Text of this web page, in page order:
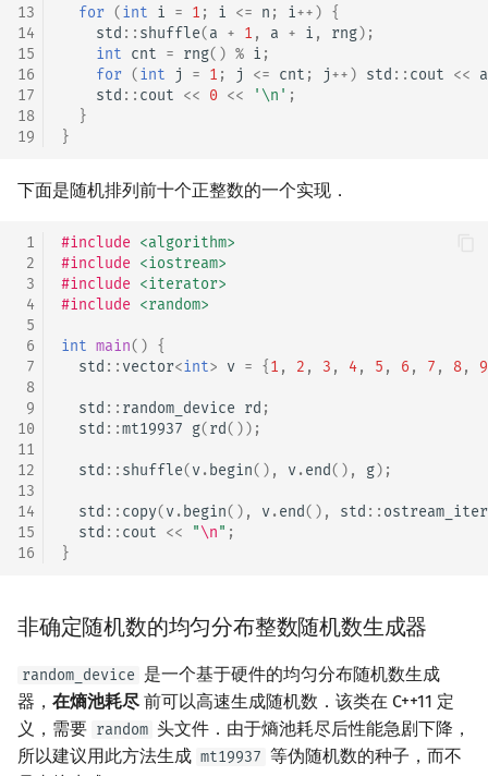
13
14
15
16
17
18
19
for (int i = 1 ; i <= n ; i++) {
std :: shuffle(a + 1 , a + i , rng);
int cnt = rng() % i ;
for (int j = 1 ; j <= cnt ; j++) std :: cout << a
std :: cout << 0 << '\n' ;
}
}
下面是随机排列前十个正整数的一个实现．
1
2
3
4
5
6
7
8
9
10
11
12
13
14
15
16
#include <algorithm>
#include <iostream>
#include <iterator>
#include <random>
int main() {
std :: vector<int> v = { 1 , 2 , 3 , 4, 5 , 6 , 7 , 8, 9
std :: random_device rd ;
std ::mt19937 g(rd());
std :: shuffle(v. begin(), v.end(), g);
std :: copy(v. begin(), v.end(), std ::
std :: cout << "\n" ;
}
非确定随机数的均匀分布整数随机数生成器
random_device 是一个基于硬件的均匀分布随机数生成
器， 在熵池耗尽 前可以高速生成随机数．该类在 C++11 定
义，需要 random 头文件．由于熵池耗尽后性能急剧下降，
所以建议用此方法生成 mt19937 等伪随机数的种子，而不